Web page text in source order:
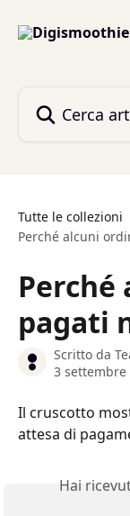
Tutte le collezioni
Perché alcuni
pagati
Scritto da
3 settembre
Il cruscotto
attesa di
Hai